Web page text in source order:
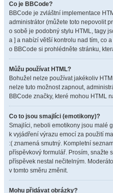
Co je BBCode?
BBCode je zvláštní implementace
administrátor (můžete toto nepovolit
o sobě je podobný stylu HTML, tagy
a ] a nabízí větší kontrolu nad tím, co
o BBCode si prohlédněte stránku,
Můžu používat HTML?
Bohužel nelze používat jakékoliv
nelze tuto možnost zapnout,
BBCode značky, které mohou HTML
Co to jsou smajlíci (emotikony)?
Smajlíci, neboli emotikony jsou malé
k vyjádření výrazu emocí za použití
:( znamená smutný. Kompletní
příspěvkový formulář. Prosím, snažte
příspěvek nestal nečitelným.
v tomto směru změnit.
Mohu přidávat obrázky?